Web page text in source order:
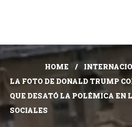
HOME
LA FOTO DE DONALD TRUMP
QUE DESATÓ LA POLÉMICA EN
SOCIALES